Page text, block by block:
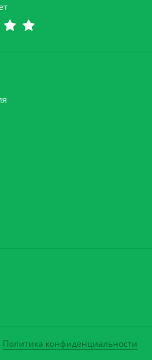
Политика конфиденциальности